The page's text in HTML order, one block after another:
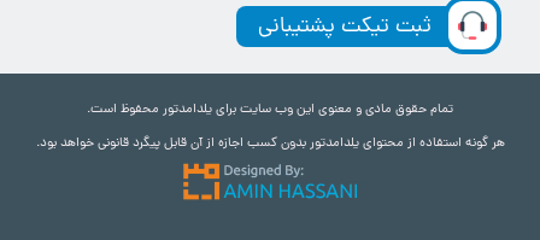
ثبت تیکت پشتیبانی
تمام حقوق مادی و معنوی این وب سایت برای یلدامدتور محفوظ است.
هر گونه استفاده از محتوای یلدامدتور بدون کسب اجازه از آن قابل پیگرد قانونی خواهد بود.